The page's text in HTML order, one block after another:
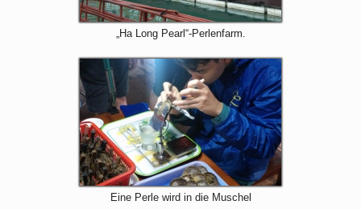
„Ha Long Pearl“-Perlenfarm.
Eine Perle wird in die Muschel